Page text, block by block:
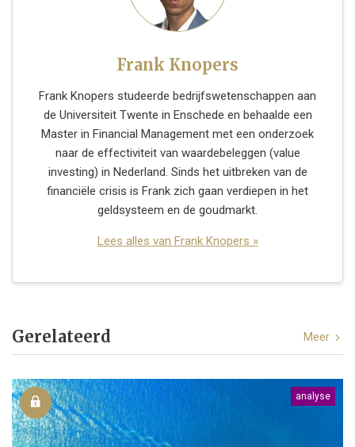
Frank Knopers
Frank Knopers studeerde bedrijfswetenschappen aan
de Universiteit Twente in Enschede en behaalde een
Master in Financial Management met een onderzoek
naar de effectiviteit van waardebeleggen (value
investing) in Nederland. Sinds het uitbreken van de
financiële crisis is Frank zich gaan verdiepen in het
geldsysteem en de goudmarkt.
Lees alles van Frank Knopers »
Gerelateerd Meer
analyse